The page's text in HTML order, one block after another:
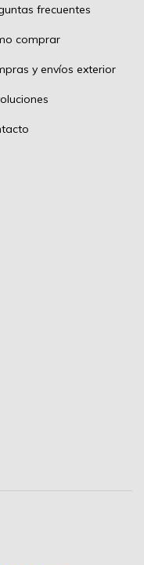
frecuentes
comprar
y envíos exterior